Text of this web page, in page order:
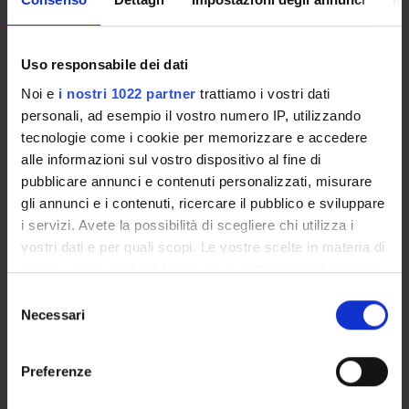
Uso responsabile dei dati
Noi e i nostri 1022 partner trattiamo i vostri dati
personali, ad esempio il vostro numero IP, utilizzando
tecnologie come i cookie per memorizzare e accedere
alle informazioni sul vostro dispositivo al fine di
pubblicare annunci e contenuti personalizzati, misurare
gli annunci e i contenuti, ricercare il pubblico e sviluppare
i servizi. Avete la possibilità di scegliere chi utilizza i
vostri dati e per quali scopi. Le vostre scelte in materia di
privacy sono applicabili solo su questa proprietà digitale
modificare o revocare il proprio consenso in qualsiasi
momento dalla Dichiarazione sui cookie o facendo clic
delNecessari
Preferenze
MEMBERS 5
Ilaria Mirto
Filippo Pini
Nicolò Rama
Assignments: International Project Tutor
Chiara Sguizzardi
Assignments: International Project Tutor
chiara sguizzardi univr it
Sabri Trabelsi
ANNOUNCEMENTS
AVAILABLE DOCUMENTS